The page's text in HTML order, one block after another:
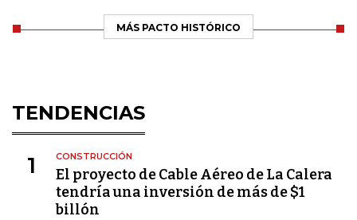
MÁS PACTO HISTÓRICO
TENDENCIAS
1 CONSTRUCCIÓN
El proyecto de Cable Aéreo de La Calera
tendría una inversión de más de $1
billón